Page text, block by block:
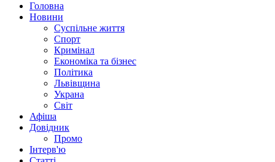
Головна
Новини
Суспільне життя
Спорт
Кримінал
Економіка та бізнес
Політика
Львівщина
Украна
Світ
Афіша
Довідник
Промо
Інтерв'ю